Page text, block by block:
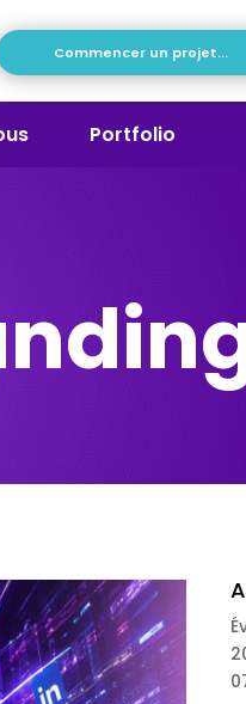
Commencer un projet...
Portfolio